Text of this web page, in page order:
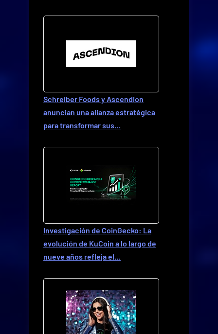
Schreiber Foods y Ascendion
anuncian una alianza estratégica
para transformar sus…
Investigación de CoinGecko: La
evolución de KuCoin a lo largo de
nueve años refleja el…